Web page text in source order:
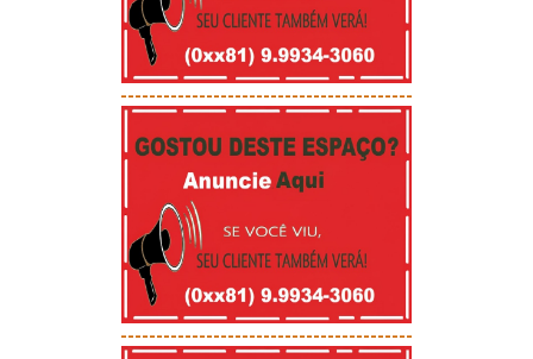
-----------------------------------------
-----------------------------------------